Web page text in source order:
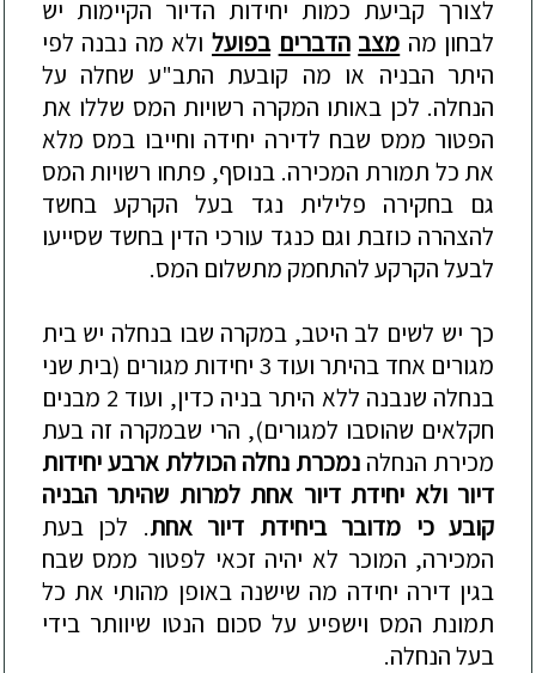
לצורך קביעת כמות יחידות הדיור הקיימות יש
לבחון מה מצב הדברים בפועל ולא מה נבנה לפי
היתר הבניה או מה קובעת התב"ע שחלה על
הנחלה. לכן באותו המקרה רשויות המס שללו את
הפטור ממס שבח לדירה יחידה וחייבו במס מלא
את כל תמורת המכירה. בנוסף, פתחו רשויות המס
גם בחקירה פלילית נגד בעל הקרקעבחשד
להצהרה כוזבת וגם כנגד עורכי הדיןבחשד שסייעו
לבעלהקרקעלהתחמק מתשלום המס.
כך יש לשים לב היטב, במקרה שבובנחלה ישבית
מגורים אחד בהיתר ועוד 3 יחידות מגורים (בית שני
בנחלה שנבנה ללא היתר בניה כדין, ועוד 2 מבנים
חקלאים שהוסבו למגורים), הרי שבמקרה זהבעת
מכירת הנחלה נמכרתנחלה הכוללתארבעיחידות
דיור ולא יחידת דיור אחת למרות שהיתר הבניה
קובע כי מדובר ביחידת דיור אחת. לכןבעת
המכירה, המוכר לא יהיה זכאי לפטור ממס שבח
בגין דירה יחידה מה שישנהבאופן מהותי את כל
תמונת המס וישפיע על סכום הנטו שיוותרבידי
בעלהנחלה.